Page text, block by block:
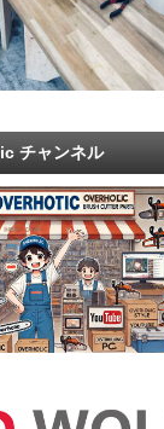
チャンネル